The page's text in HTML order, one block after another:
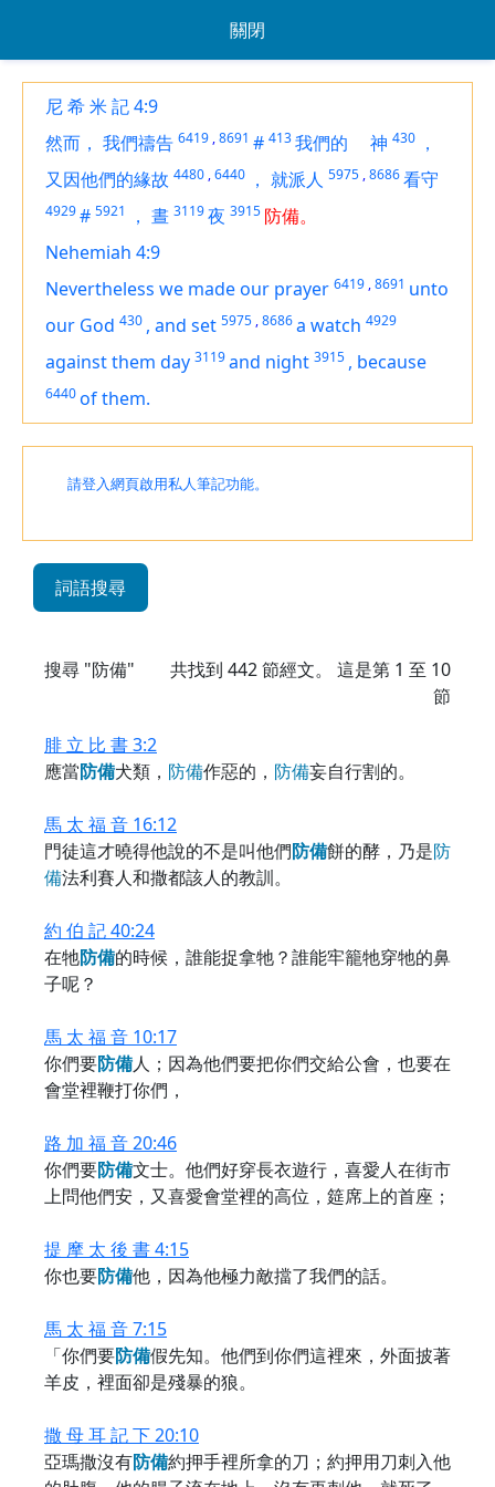
關閉
尼 希 米 記 4:9
然而， 我們禱告 6419 ,8691 # 413我們的 神 430 ，
又因他們的緣故 4480 ,6440 ， 就派人 5975 ,8686看守
4929# 5921 ， 晝 3119夜 3915 防備。
Nehemiah 4:9
Nevertheless we made our prayer 6419 ,8691 unto
our God 430 , and set 5975 ,8686a watch 4929
against them day 3119and night 3915 , because
6440of them.
請登入網頁啟用私人筆記功能。
詞語搜尋
搜尋 "防備" 共找到 442節經文。 這是第 1 至 10
節
腓 立 比 書 3:2
應當防備犬類， 防備作惡的， 防備妄自行割的。
馬 太 福 音 16:12
門徒這才曉得他說的不是叫他們防備餅的酵，乃是防
備法利賽人和撒都該人的教訓。
約 伯 記 40:24
在牠防備的時候，誰能捉拿牠？誰能牢籠牠穿牠的鼻
子呢？
馬 太 福 音 10:17
你們要防備人；因為他們要把你們交給公會，也要在
會堂裡鞭打你們，
路 加 福 音 20:46
你們要防備文士。他們好穿長衣遊行，喜愛人在街市
上問他們安，又喜愛會堂裡的高位，筵席上的首座；
提 摩 太 後 書 4:15
你也要防備他，因為他極力敵擋了我們的話。
馬 太 福 音 7:15
「你們要防備假先知。他們到你們這裡來，外面披著
羊皮，裡面卻是殘暴的狼。
撒 母 耳 記 下 20:10
亞瑪撒沒有防備約押手裡所拿的刀；約押用刀刺入他